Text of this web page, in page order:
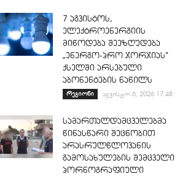
7 აგვისტოს,
ელექტროენერგიის
მიწოდება შეეზღუდება
„ენერგო-პრო ჯორჯიას“
ქსელში არსებული
აბონენტების ნაწილს
რეგიონი აგვისტო 6, 2026 17:48
სამართალდამცველებმა
წინასწარი შეცნობით
არასრულწლოვანის
გამოსახულების შემცველი
პორნოგრაფიული